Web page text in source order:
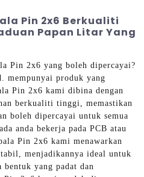
Pin 2x6 Berkualiti
Papan Litar Yang
Pin 2x6 yang boleh dipercayai?
mempunyai produk yang
Pin 2x6 kami dibina dengan
berkualiti tinggi, memastikan
boleh dipercayai untuk semua
anda bekerja pada PCB atau
Pin 2x6 kami menawarkan
menjadikannya ideal untuk
yang padat dan